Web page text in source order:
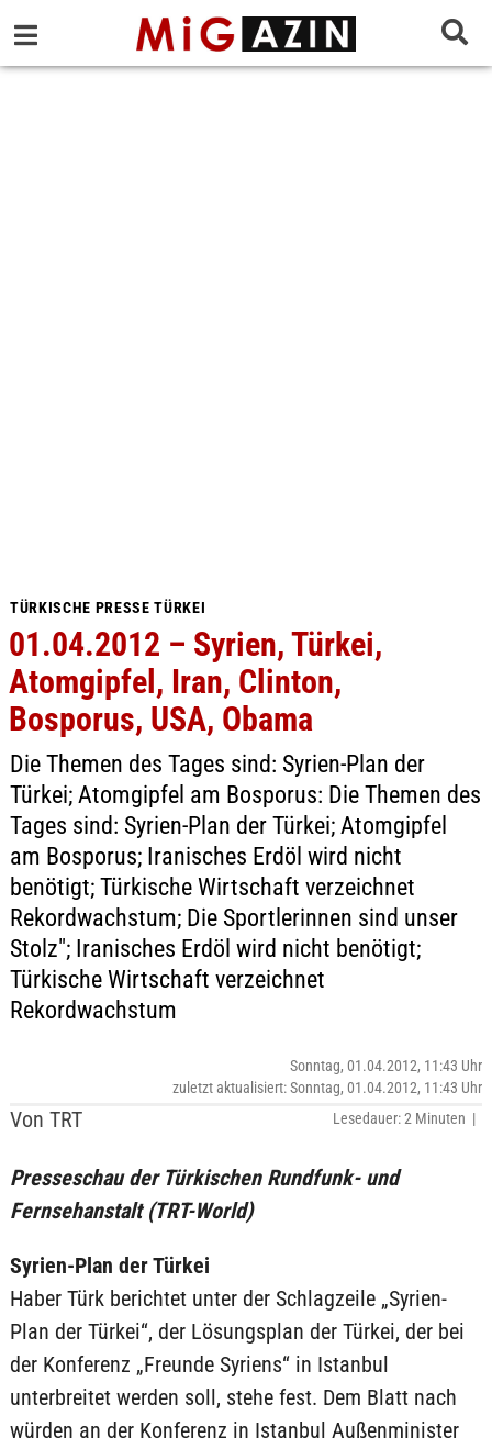
TÜRKISCHE PRESSE TÜRKEI
01.04.2012 – Syrien, Türkei,
Atomgipfel, Iran, Clinton,
Bosporus, USA, Obama
Die Themen des Tages sind: Syrien-Plan der
Türkei; Atomgipfel am Bosporus: Die Themen des
Tages sind: Syrien-Plan der Türkei; Atomgipfel
am Bosporus; Iranisches Erdöl wird nicht
benötigt; Türkische Wirtschaft verzeichnet
Rekordwachstum; Die Sportlerinnen sind unser
Stolz"; Iranisches Erdöl wird nicht benötigt;
Türkische Wirtschaft verzeichnet
Rekordwachstum
Von TRT
Sonntag, 01.04.2012, 11:43 Uhr
zuletzt aktualisiert: Sonntag, 01.04.2012, 11:43 Uhr
Lesedauer: 2 Minuten |
Presseschau der Türkischen Rundfunk- und
Fernsehanstalt (TRT-World)
Syrien-Plan der Türkei
Haber Türk berichtet unter der Schlagzeile „Syrien-
Plan der Türkei“, der Lösungsplan der Türkei, der bei
der Konferenz „Freunde Syriens“ in Istanbul
unterbreitet werden soll, stehe fest. Dem Blatt nach
würden an der Konferenz in Istanbul Außenminister